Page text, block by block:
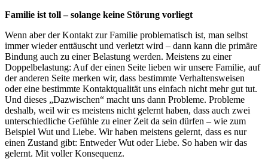
Familie ist toll – solange keine Störung vorliegt
Wenn aber der Kontakt zur Familie problematisch ist, man selbst
immer wieder enttäuscht und verletzt wird – dann kann die primäre
Bindung auch zu einer Belastung werden. Meistens zu einer
Doppelbelastung: Auf der einen Seite lieben wir unsere Familie, auf
der anderen Seite merken wir, dass bestimmte Verhaltensweisen
oder eine bestimmte Kontaktqualität uns einfach nicht mehr gut tut.
Und dieses „Dazwischen“ macht uns dann Probleme. Probleme
deshalb, weil wir es meistens nicht gelernt haben, dass auch zwei
unterschiedliche Gefühle zu einer Zeit da sein dürfen – wie zum
Beispiel Wut und Liebe. Wir haben meistens gelernt, dass es nur
einen Zustand gibt: Entweder Wut oder Liebe. So haben wir das
gelernt. Mit voller Konsequenz.